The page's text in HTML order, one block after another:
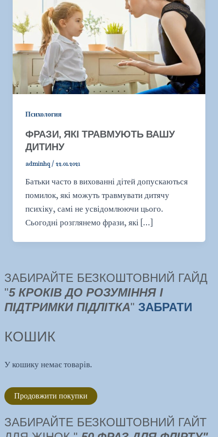
ЗАБИРАЙТЕ БЕЗКОШТОВНИЙ ГАЙД
"5 КРОКІВ ДО РОЗУМІННЯ І
ПІДТРИМКИ ПІДЛІТКА"ЗАБРАТИ
КОШИК
У кошику немає товарів.
Продовжити покупки
ЗАБИРАЙТЕ БЕЗКОШТОВНИЙ ГАЙТ
Психология
ФРАЗИ, ЯКІ ТРАВМУЮТЬ ВАШУ
ДИТИНУ
adminhq/ 22.01.2021
Батьки часто в вихованні дітей допускаються
помилок, які можуть травмувати дитячу
психіку, самі не усвідомлюючи цього.
Сьогодні розглянемо фрази, які […]